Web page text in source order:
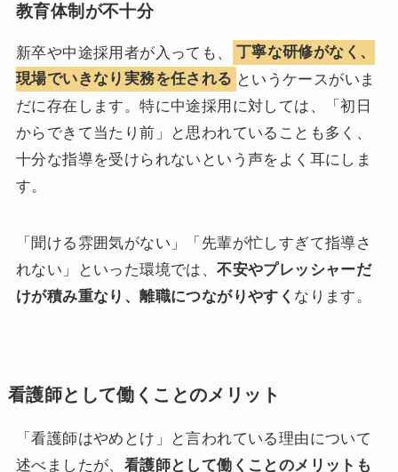
教育体制が不十分
新卒や中途採用者が入っても、
丁寧な研修がなく、
現場でいきなり実務を任される というケースがいま
だに存在します。特に中途採用に対しては、「初日
からできて当たり前」と思われていることも多く、
十分な指導を受けられないという声をよく耳にしま
す。
「聞ける雰囲気がない」「先輩が忙しすぎて指導さ
れない」といった環境では、不安やプレッシャーだ
けが積み重なり、離職につながりやすく なります。
看護師として働くことのメリット
「看護師はやめとけ」と言われている理由について
述べましたが、 看護師として働くことのメリットも